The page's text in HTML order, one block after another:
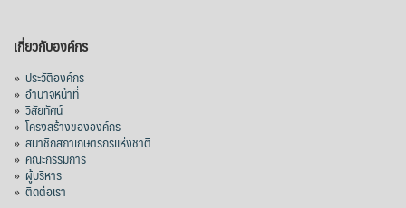
เกี่ยวกับองค์กร
» ประวัติองค์กร
» อำนาจหน้าที่
» วิสัยทัศน์
» โครงสร้างขององค์กร
» สมาชิกสภาเกษตรกรแห่งชาติ
» คณะกรรมการ
» ผู้บริหาร
» ติดต่อเรา